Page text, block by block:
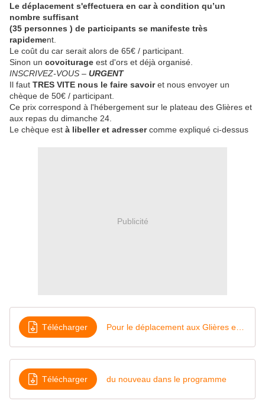
Le déplacement s'effectuera en car à condition qu’un
nombre suffisant
(35 personnes ) de participants se manifeste très
rapidement.
Le coût du car serait alors de 65€ / participant.
Sinon un covoiturage est d'ors et déjà organisé.
INSCRIVEZ-VOUS – URGENT
Il faut TRES VITE nous le faire savoiret nous envoyer un
chèque de 50€ / participant.
Ce prix correspond à l'hébergement sur le plateau des Glières et
aux repas du dimanche 24.
Le chèque est à libeller et adressercomme expliqué ci-dessus
Publicité
Télécharger
Télécharger du nouveau dans le programme